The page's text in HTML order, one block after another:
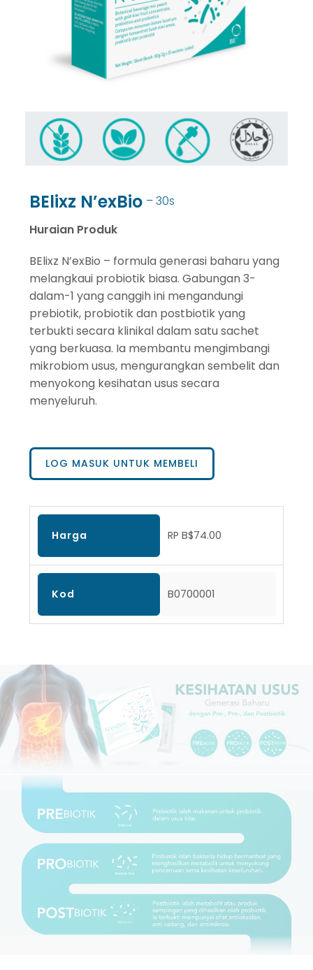
BElixz N’exBio – 30s
Huraian Produk
BElixz N’exBio – formula generasi baharu yang
melangkaui probiotik biasa. Gabungan 3-
dalam-1 yang canggih ini mengandungi
prebiotik, probiotik dan postbiotik yang
terbukti secara klinikal dalam satu sachet
yang berkuasa. Ia membantu mengimbangi
mikrobiom usus, mengurangkan sembelit dan
menyokong kesihatan usus secara
menyeluruh.
LOG MASUK UNTUK MEMBELI
Harga RP B$74.00
Kod B0700001